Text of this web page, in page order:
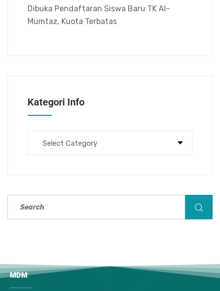
Dibuka Pendaftaran Siswa Baru TK Al-
Mumtaz, Kuota Terbatas
Kategori Info
MDM